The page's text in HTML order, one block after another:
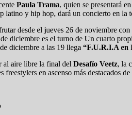
Paula Trama, quien se presentará
latino y hip hop, dará un concierto en la
desde el jueves 26 de noviembre con
diciembre es el turno de Un cuarto
diciembre a las 19 llega “F.U.R.I.A en
al aire libre la final del Desafío Veetz, la
en ascenso más destacados de